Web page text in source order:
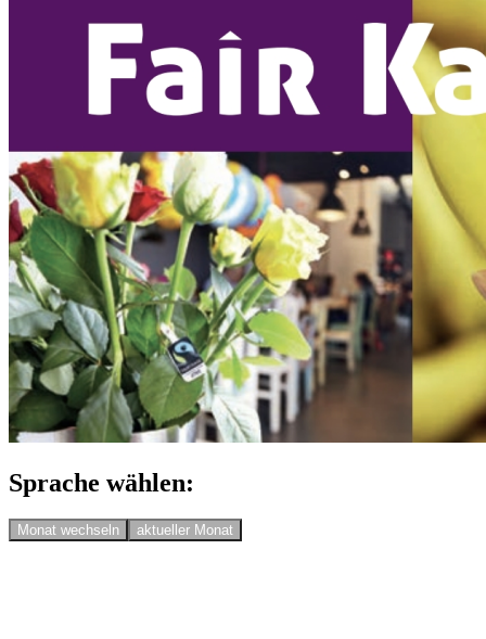
Sprache wählen:
Monat wechseln aktueller Monat